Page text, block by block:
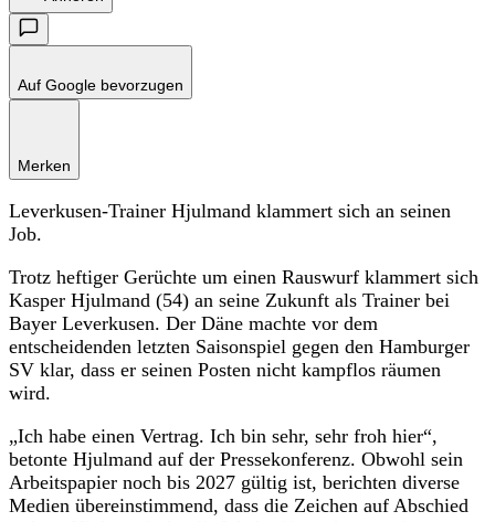
Auf Google bevorzugen
Merken
Leverkusen-Trainer Hjulmand klammert sich an seinen
Job.
Trotz heftiger Gerüchte um einen Rauswurf klammert sich
Kasper Hjulmand (54) an seine Zukunft als Trainer bei
Bayer Leverkusen. Der Däne machte vor dem
entscheidenden letzten Saisonspiel gegen den Hamburger
SV klar, dass er seinen Posten nicht kampflos räumen
wird.
„Ich habe einen Vertrag. Ich bin sehr, sehr froh hier“,
betonte Hjulmand auf der Pressekonferenz. Obwohl sein
Arbeitspapier noch bis 2027 gültig ist, berichten diverse
Medien übereinstimmend, dass die Zeichen auf Abschied